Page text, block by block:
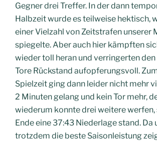
Gegner drei Treffer. In der dann
Halbzeit wurde es teilweise hektisch,
einer Vielzahl von Zeitstrafen unserer
spiegelte. Aber auch hier kämpften
wieder toll heran und verringerten
Tore Rückstand aufopferungsvoll.
Spielzeit ging dann leider nicht mehr
2 Minuten gelang und kein Tor mehr,
wiederum konnte drei weitere werfen,
Ende eine 37:43 Niederlage stand. Da
trotzdem die beste Saisonleistung